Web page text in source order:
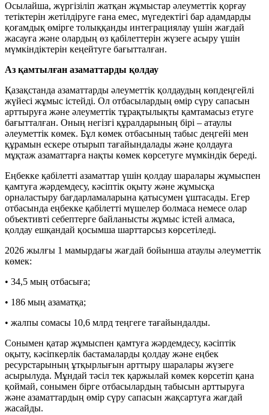
Осылайша, жүргізіліп жатқан жұмыстар әлеуметтік қорғау
тетіктерін жетілдіруге ғана емес, мүгедектігі бар адамдарды
қоғамдық өмірге толыққанды интеграциялау үшін жағдай
жасауға және олардың өз қабілеттерін жүзеге асыру үшін
мүмкіндіктерін кеңейтуге бағытталған.
Аз қамтылған азаматтарды қолдау
Қазақстанда азаматтарды әлеуметтік қолдаудың көпдеңгейлі
жүйесі жұмыс істейді. Ол отбасылардың өмір сүру сапасын
арттыруға және әлеуметтік тұрақтылықты қамтамасыз етуге
бағытталған. Оның негізгі құралдарының бірі – атаулы
әлеуметтік көмек. Бұл көмек отбасының табыс деңгейі мен
құрамын ескере отырып тағайындалады және қолдауға
мұқтаж азаматтарға нақты көмек көрсетуге мүмкіндік береді.
Еңбекке қабілетті азаматтар үшін қолдау шаралары жұмыспен
қамтуға жәрдемдесу, кәсіптік оқыту және жұмысқа
орналастыру бағдарламаларына қатысумен ұштасады. Егер
отбасында еңбекке қабілетті мүшелер болмаса немесе олар
объективті себептерге байланысты жұмыс істей алмаса,
қолдау ешқандай қосымша шарттарсыз көрсетіледі.
2026 жылғы 1 мамырдағы жағдай бойынша атаулы әлеуметтік
көмек:
• 34,5 мың отбасыға;
• 186 мың азаматқа;
• жалпы сомасы 10,6 млрд теңгеге тағайындалды.
Сонымен қатар жұмыспен қамтуға жәрдемдесу, кәсіптік
оқыту, кәсіпкерлік бастамаларды қолдау және еңбек
ресурстарының ұтқырлығын арттыру шаралары жүзеге
асырылуда. Мұндай тәсіл тек қаржылай көмек көрсетіп қана
қоймай, сонымен бірге отбасылардың табысын арттыруға
және азаматтардың өмір сүру сапасын жақсартуға жағдай
жасайды.